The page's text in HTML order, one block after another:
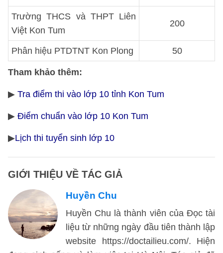
Trường THCS và THPT Liên
Việt Kon Tum
200
Phân hiệu PTDTNT Kon Plong 50
Tham khảo thêm:
▶ Tra điểm thi vào lớp 10 tỉnh Kon Tum
▶ Điểm chuẩn vào lớp 10 Kon Tum
▶Lịch thi tuyển sinh lớp 10
GIỚI THIỆU VỀ TÁC GIẢ
Huyền Chu
Huyền Chu là thành viên của Đọc tài
liệu từ những ngày đầu tiên thành lập
website https://doctailieu.com/. Hiện